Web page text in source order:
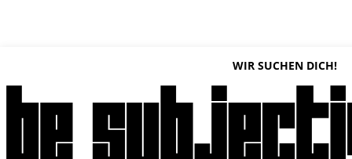
WIR SUCHEN DICH!